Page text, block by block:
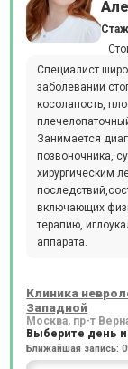
Специалист
заболеваний
косолапость,
Занимается
позвоночника,
хирургическим
включающих
терапию,
аппарата.
Клиника
Западной
Москва, пр-т
Выберите день
Ближайшая запись: